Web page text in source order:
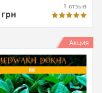
грн
1 отзыв
Акция